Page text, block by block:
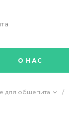
О НАС
для общепита /